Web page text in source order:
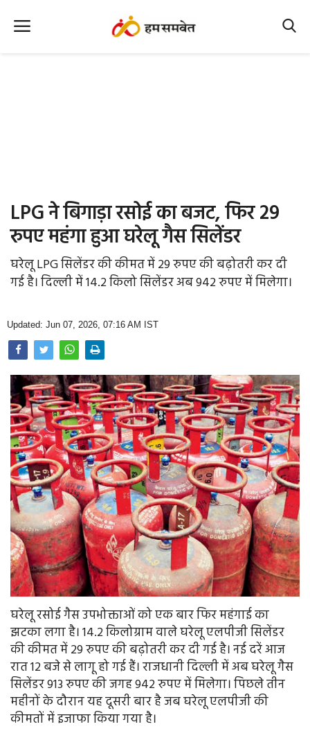
Office Office
Farm & Food
Opinion
Health & Lifestyle
Photo Gallery
Home
LPG ने बिगाड़ा रसोई का बजट, फिर 29
रुपए महंगा हुआ घरेलू गैस सिलेंडर
घरेलू LPG सिलेंडर की कीमत में 29 रुपए की बढ़ोतरी कर दी
गई है। दिल्ली में 14.2 किलो सिलेंडर अब 942 रुपए में मिलेगा।
Updated: Jun 07, 2026, 07:16 AM IST
घरेलू रसोई गैस उपभोक्ताओं को एक बार फिर महंगाई का
झटका लगा है। 14.2 किलोग्राम वाले घरेलू एलपीजी सिलेंडर
की कीमत में 29 रुपए की बढ़ोतरी कर दी गई है। नई दरें आज
रात 12 बजे से लागू हो गई हैं। राजधानी दिल्ली में अब घरेलू गैस
सिलेंडर 913 रुपए की जगह 942 रुपए में मिलेगा। पिछले तीन
महीनों के दौरान यह दूसरी बार है जब घरेलू एलपीजी की
कीमतों में इजाफा किया गया है।